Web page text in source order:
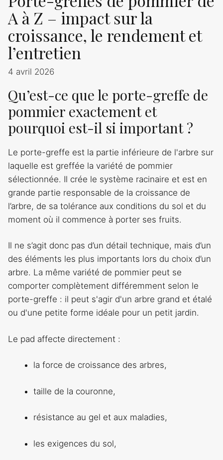
A à Z – impact sur la
croissance, le rendement et
l’entretien
4 avril 2026
Qu’est-ce que le porte-greffe de
pommier exactement et
pourquoi est-il si important ?
Le porte-greffe est la partie inférieure de l'arbre sur
laquelle est greffée la variété de pommier
sélectionnée. Il crée le système racinaire et est en
grande partie responsable de la croissance de
l’arbre, de sa tolérance aux conditions du sol et du
moment où il commence à porter ses fruits.
Il ne s’agit donc pas d’un détail technique, mais d’un
des éléments les plus importants lors du choix d’un
arbre. La même variété de pommier peut se
comporter complètement différemment selon le
porte-greffe : il peut s'agir d'un arbre grand et étalé
ou d'une petite forme idéale pour un petit jardin.
Le pad affecte directement :
la force de croissance des arbres,
taille de la couronne,
résistance au gel et aux maladies,
les exigences du sol,